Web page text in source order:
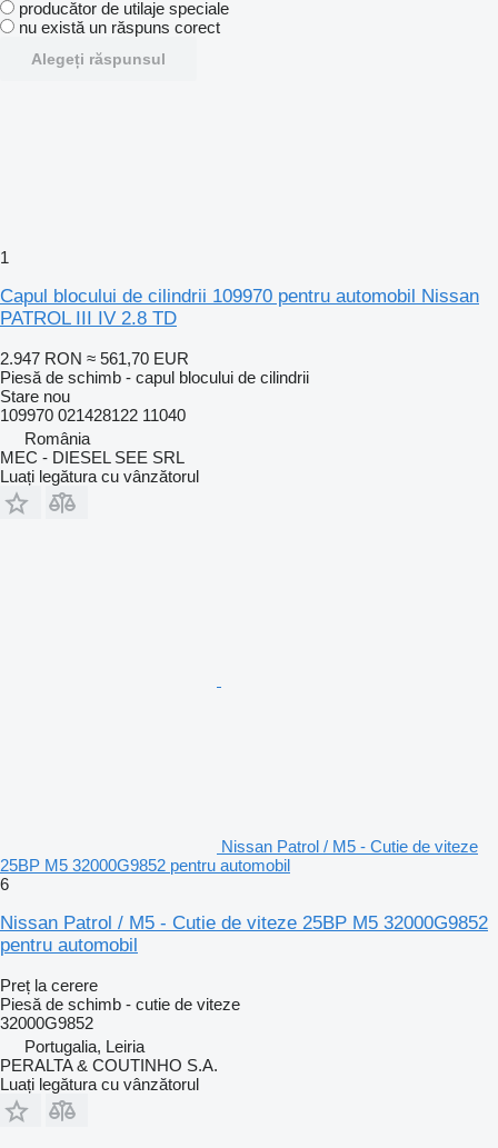
producător de utilaje speciale
nu există un răspuns corect
Alegeți răspunsul
1
Capul blocului de cilindrii 109970 pentru automobil Nissan
PATROL III IV 2.8 TD
2.947 RON ≈ 561,70 EUR
Piesă de schimb - capul blocului de cilindrii
Stare nou
109970 021428122 11040
România
MEC - DIESEL SEE SRL
Luați legătura cu vânzătorul
Nissan Patrol / M5 - Cutie de viteze
25BP M5 32000G9852 pentru automobil
6
Nissan Patrol / M5 - Cutie de viteze 25BP M5 32000G9852
pentru automobil
Preț la cerere
Piesă de schimb - cutie de viteze
32000G9852
Portugalia, Leiria
PERALTA & COUTINHO S.A.
Luați legătura cu vânzătorul